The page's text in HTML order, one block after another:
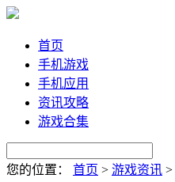
首页
手机游戏
手机应用
资讯攻略
游戏合集
您的位置： 首页 > 游戏资讯 >